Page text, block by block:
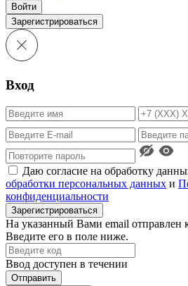
Войти
Зарегистрироваться
Вход
Даю согласие на обработку
обработки персональных данных и
конфиденциальности
Зарегистрироваться
На указанный Вами email отправлен
Введите его в поле ниже.
Ввод доступен в течении
Отправить